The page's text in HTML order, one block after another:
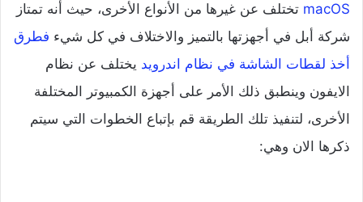
macOS تختلف عن غيرها من الأنواع الأخرى، حيث أنه تمتاز
شركة أبل في أجهزتها بالتميز والاختلاف في كل شيء فطرق
أخذ لقطات الشاشة في نظام اندرويد يختلف عن نظام
الايفون وينطبق ذلك الأمر على أجهزة الكمبيوتر المختلفة
الأخرى، لتنفيذ تلك الطريقة قم بإتباع الخطوات التي سيتم
ذكرها الان وهي: